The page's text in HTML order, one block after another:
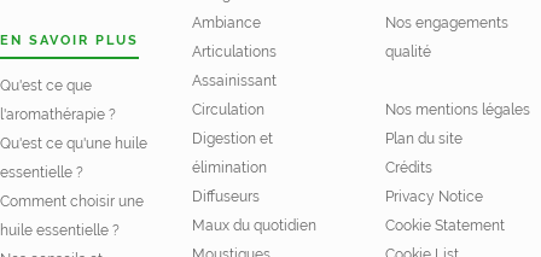
EN SAVOIR PLUS
Qu'est ce que
l'aromathérapie ?
Qu'est ce qu'une huile
essentielle ?
Comment choisir une
huile essentielle ?
Ambiance
Articulations
Assainissant
Circulation
Digestion et
élimination
Diffuseurs
Maux du quotidien
Nos engagements
qualité
Nos mentions légales
Plan du site
Crédits
Privacy Notice
Cookie Statement